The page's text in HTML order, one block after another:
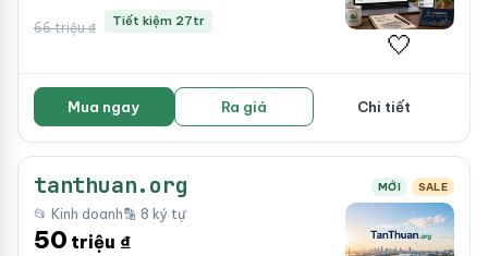
66 triệu ₫ Tiết kiệm 27tr
🤍
Mua ngay Ra giá Chi tiết
tanthuan.org MỚI SALE
📂 Kinh doanh🔡 8 ký tự
50 triệu ₫